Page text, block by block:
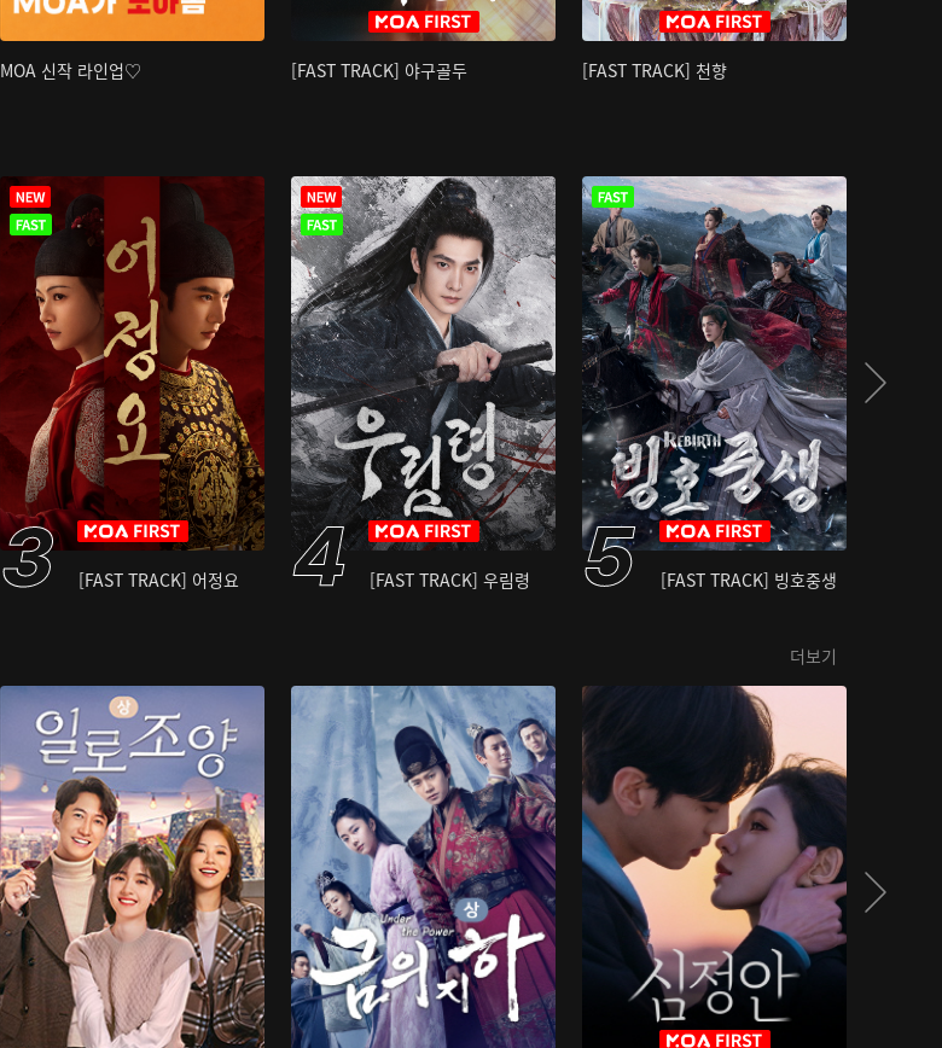
MOA 신작 라인업♡ [FAST TRACK] 야구골두 [FAST TRACK] 천향
[FAST TRACK] 어정요 [FAST TRACK] 우림령 [FAST TRACK] 빙호중생
더보기